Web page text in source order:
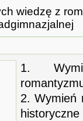
wiedzę z
1.
2. Wymień
historyczne